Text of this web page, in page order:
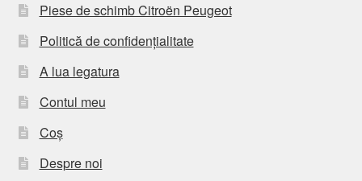
Piese de schimb Citroën Peugeot
Politică de confidențialitate
A lua legatura
Contul meu
Coș
Despre noi